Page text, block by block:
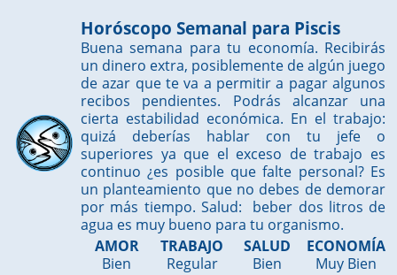
Horóscopo Semanal para Piscis
Buena semana para tu economía. Recibirás
un dinero extra, posiblemente de algún juego
de azar que te va a permitir a pagar algunos
recibos pendientes. Podrás alcanzar una
cierta estabilidad económica. En el trabajo:
quizá deberías hablar con tu jefe o
superiores ya que el exceso de trabajo es
continuo ¿es posible que falte personal? Es
un planteamiento que no debes de demorar
por más tiempo. Salud: beber dos litros de
agua es muy bueno para tu organismo.
AMOR
Bien
TRABAJO
Regular
SALUD
Bien
ECONOMÍA
Muy Bien